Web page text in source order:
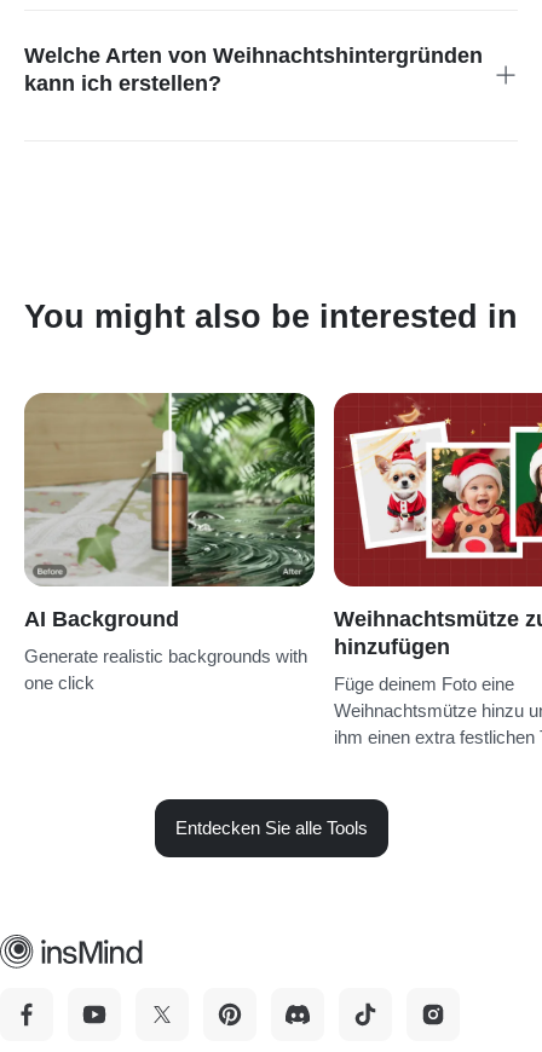
hintergrund zum Foto hinzufügen und deiner Marke einen
festlichen Stil geben, ganz ohne Fotografen oder Designer.
Welche Arten von Weihnachts­hintergründen
kann ich erstellen?
You might also be interested in
AI Background
Generate realistic backgrounds with
one click
Weihnachtsmütze
hinzufügen
Füge deinem Foto eine
Weihnachtsmütze hinzu
ihm einen extra festlichen
Entdecken Sie alle Tools